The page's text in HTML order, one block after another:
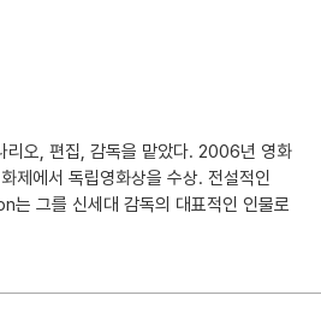
리오, 편집, 감독을 맡았다. 2006년 영화
제에서 독립영화상을 수상. 전설적인
그를 신세대 감독의 대표적인 인물로